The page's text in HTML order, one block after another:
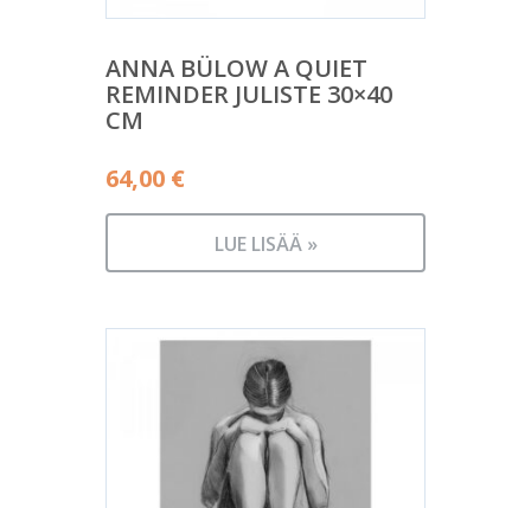
ANNA BÜLOW A QUIET
REMINDER JULISTE 30×40
CM
64,00 €
LUE LISÄÄ »